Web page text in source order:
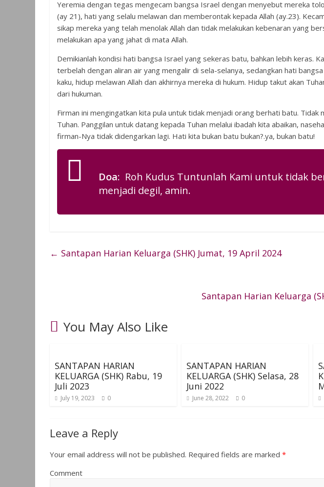
Yeremia dengan tegas mengecam bangsa Israel dengan menyebut mereka
(ay 21), hati yang selalu melawan dan memberontak kepada Allah (ay.23).
sikap mereka yang telah menolak Allah dan tidak melakukan kebenaran yang
melakukan apa yang jahat di mata Allah.
Demikianlah kondisi hati bangsa Israel yang sekeras batu, bahkan lebih keras.
terbelah dengan aliran air yang mengalir di sela-selanya, sedangkan hati
kaku, hidup melawan Allah dan akhirnya mereka di hukum. Hidup takut akan
dari hukuman.
Firman ini mengingatkan kita pula untuk tidak menjadi orang berhati batu. Tidak
Tuhan. Panggilan untuk datang kepada Tuhan melalui ibadah kita abaikan,
firman-Nya tidak didengarkan lagi. Hati kita bukan batu bukan?.ya, bukan batu!
Doa: Roh Kudus Tuntunlah Kami untuk tidak
menjadi degil, amin.
← Santapan Harian Keluarga (SHK) Jumat, 19 April 2024
Santapan Harian Keluarga
You May Also Like
SANTAPAN HARIAN
KELUARGA (SHK) Rabu, 19
Juli 2023
July 19, 2023 0
SANTAPAN HARIAN
KELUARGA (SHK) Selasa, 28
Juni 2022
June 28, 2022 0
Leave a Reply
Your email address will not be published. Required fields are marked *
Comment